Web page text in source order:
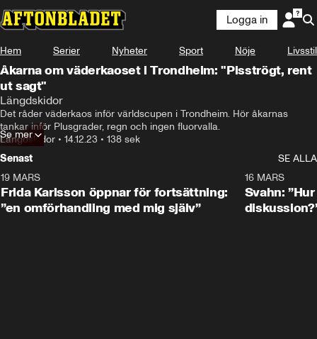
Logga in
Hem Serier Nyheter Sport Nöje Livsstil
Åkarna om väderkaoset i Trondheim: "Pisströgt, rent
ut sagt"
Längdskidor
Det råder väderkaos inför världscupen i Trondheim. Hör åkarnas
tankar inför Plusgrader, regn och ingen fluorvalla.
Längdskidor • 14.12.23 • 138 sek
Se mer
Senast
SE ALLA
19 MARS
Frida Karlsson öppnar för fortsättning:
”en omförhandling med mig själv”
16 MARS
Svahn: